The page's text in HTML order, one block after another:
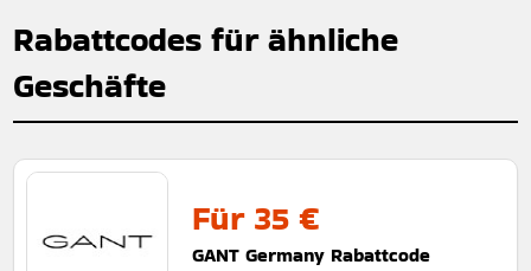
Rabattcodes für ähnliche
Geschäfte
Für 35 €
GANT Germany Rabattcode